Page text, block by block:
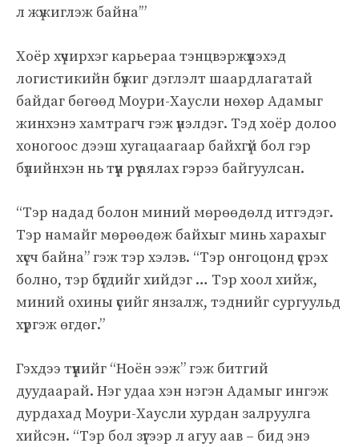
л жүжиглэж байна’”
Хоёр хүчирхэг карьераа тэнцвэржүүлэхэд
логистикийн бүжиг дэглэлт шаардлагатай
байдаг бөгөөд Моури-Хаусли нөхөр Адамыг
жинхэнэ хамтрагч гэж үнэлдэг. Тэд хоёр долоо
хоногоос дээш хугацаагаар байхгүй бол гэр
бүлийнхэн нь түүн рүү аялах гэрээ байгуулсан.
“Тэр надад болон миний мөрөөдөлд итгэдэг.
Тэр намайг мөрөөдөж байхыг минь харахыг
хүсч байна” гэж тэр хэлэв. “Тэр онгоцонд үсрэх
болно, тэр бүгдийг хийдэг … Тэр хоол хийж,
миний охины үсийг янзалж, тэднийг сургуульд
хүргэж өгдөг.”
Гэхдээ түүнийг “Ноён ээж” гэж битгий
дуудаарай. Нэг удаа хэн нэгэн Адамыг ингэж
дурдахад Моури-Хаусли хурдан залруулга
хийсэн. “Тэр бол зүгээр л агуу аав – бид энэ